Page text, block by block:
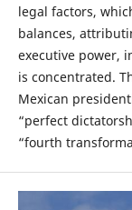
legal factors,
balances,
executive power,
is concentrated.
Mexican
“perfect
“fourth